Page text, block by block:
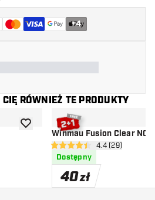
+4
RÓWNIEŻ TE PRODUKTY
dodaj do listy życzeń
Winmau Fusion Clear NO6
otwórz panel
4.4 gwiazdki oceny
4.4 (29)
Dostępny
40zł